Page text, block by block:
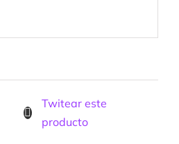
Twitear este
producto